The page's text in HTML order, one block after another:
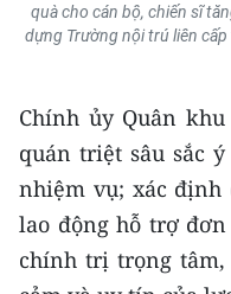
ENGLISH
FRANÇAIS
РУССКИЙ
ESPAÑOL
quà cho cán bộ, chiến sĩ
dựng Trường nội trú liên
Chính ủy Quân
quán triệt sâu sắc
nhiệm vụ; xác
lao động hỗ trợ
chính trị trọng